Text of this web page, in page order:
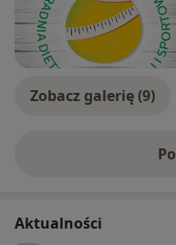
Zobacz galerię (9)
Aktualności